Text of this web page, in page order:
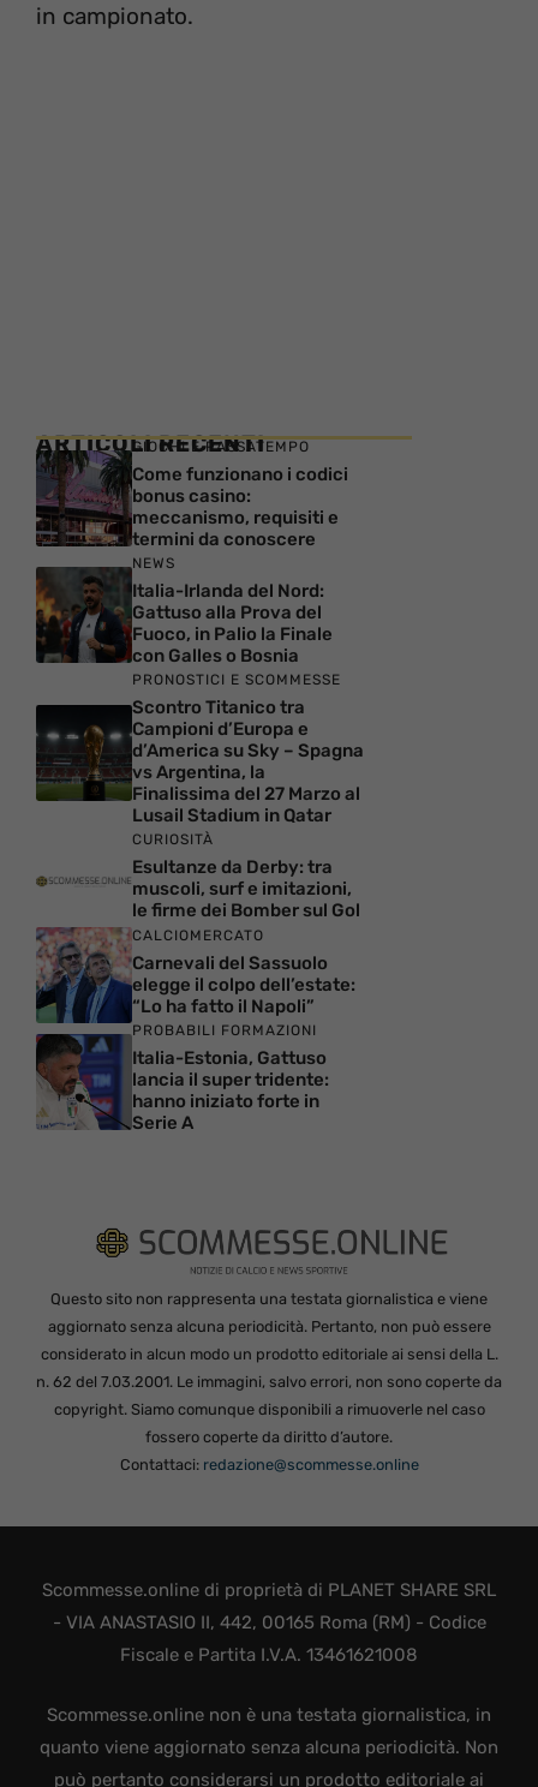
in campionato.
ARTICOLI RECENTI
GIOCHI E PASSATEMPO
Come funzionano i codici
bonus casino:
meccanismo, requisiti e
termini da conoscere
NEWS
Italia-Irlanda del Nord:
Gattuso alla Prova del
Fuoco, in Palio la Finale
con Galles o Bosnia
PRONOSTICI E SCOMMESSE
Scontro Titanico tra
Campioni d’Europa e
d’America su Sky – Spagna
vs Argentina, la
Finalissima del 27 Marzo al
Lusail Stadium in Qatar
CURIOSITÀ
Esultanze da Derby: tra
muscoli, surf e imitazioni,
le firme dei Bomber sul Gol
CALCIOMERCATO
Carnevali del Sassuolo
elegge il colpo dell’estate:
“Lo ha fatto il Napoli”
PROBABILI FORMAZIONI
Italia-Estonia, Gattuso
lancia il super tridente:
hanno iniziato forte in
Serie A
Questo sito non rappresenta una testata giornalistica e viene
aggiornato senza alcuna periodicità. Pertanto, non può essere
considerato in alcun modo un prodotto editoriale ai sensi della L.
n. 62 del 7.03.2001. Le immagini, salvo errori, non sono coperte da
copyright. Siamo comunque disponibili a rimuoverle nel caso
fossero coperte da diritto d’autore.
Contattaci: redazione@scommesse.online
Scommesse.online di proprietà di PLANET SHARE SRL
- VIA ANASTASIO II, 442, 00165 Roma (RM) - Codice
Fiscale e Partita I.V.A. 13461621008
Scommesse.online non è una testata giornalistica, in
quanto viene aggiornato senza alcuna periodicità. Non
può pertanto considerarsi un prodotto editoriale ai